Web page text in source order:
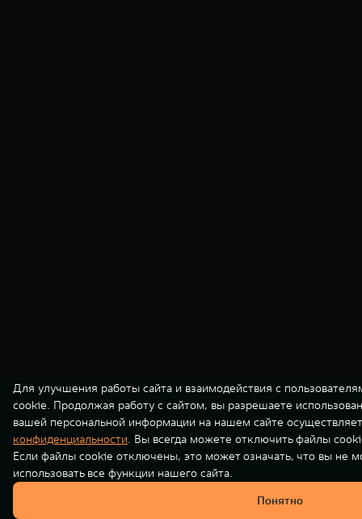
Для улучшения работы сайта и взаимодействия с
cookie. Продолжая работу с сайтом, вы разрешаете
вашей персональной информации на нашем сайте
конфиденциальности. Вы всегда можете отключить файлы
Если файлы cookie отключены, это может означать, что вы не
использовать все функции нашего сайта.
Понятно